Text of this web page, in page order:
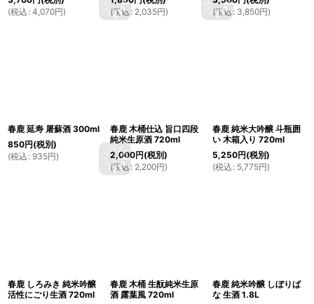
(税込 : 4,070円)
(税込 : 2,035円)
(税込 : 3,850円)
春鹿 延寿 屠蘇酒 300ml
850円(税別)
(税込 : 935円)
春鹿 木桶仕込 旨口四段
純米生原酒 720ml
2,000円(税別)
(税込 : 2,200円)
春鹿 純米大吟醸 斗瓶囲
い 木箱入り 720ml
5,250円(税別)
(税込 : 5,775円)
春鹿 しろみき 純米吟醸
活性にごり生酒 720ml
春鹿 木桶 生酛純米生原
酒 露葉風 720ml
春鹿 純米吟醸 しぼりば
な 生酒 1.8L